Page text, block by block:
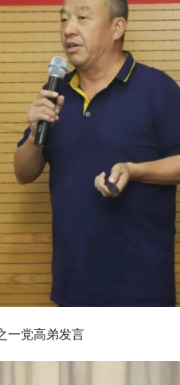
一党高弟发言